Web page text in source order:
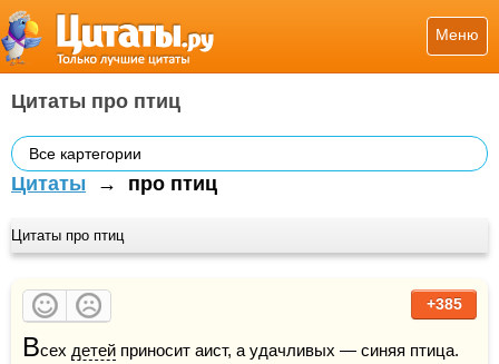
Меню
Цитаты про птиц
Все картегории
Цитаты → про птиц
Цитаты про птиц
+385
Всех детей приносит аист, а удачливых — синяя птица.